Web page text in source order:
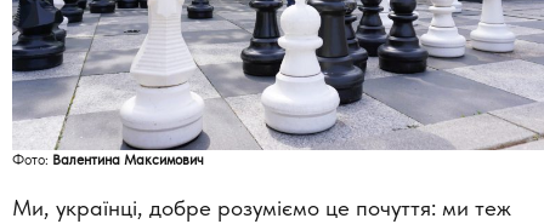
Фото: Валентина Максимович
Ми, українці, добре розуміємо це почуття: ми теж